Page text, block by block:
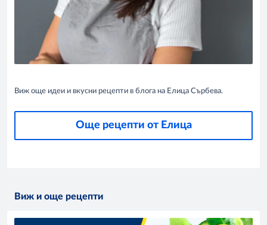
Виж още идеи и вкусни рецепти в блога на Елица Сърбева.
Още рецепти от Елица
Виж и още рецепти